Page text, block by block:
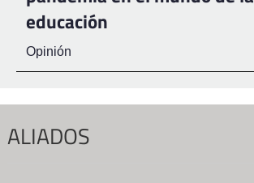
educación
Opinión
ALIADOS